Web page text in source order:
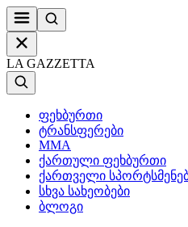
LA GAZZETTA
ფეხბურთი
ტრანსფერები
MMA
ქართული ფეხბურთი
ქართველი
სხვა სახეობები
ბლოგი